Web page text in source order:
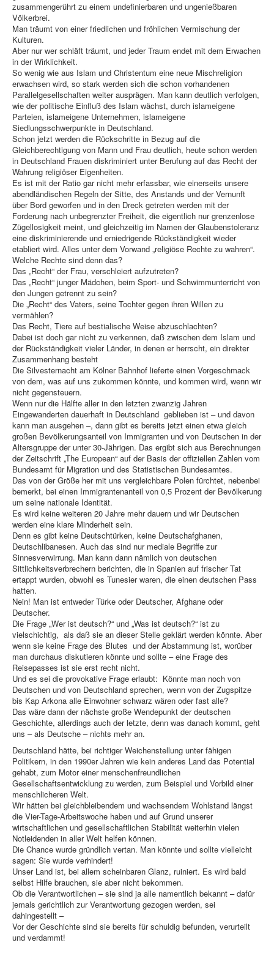
zusammengerührt zu einem undefinierbaren und ungenießbaren
Völkerbrei.
Man träumt von einer friedlichen und fröhlichen Vermischung der
Kulturen.
Aber nur wer schläft träumt, und jeder Traum endet mit dem Erwachen
in der Wirklichkeit.
So wenig wie aus Islam und Christentum eine neue Mischreligion
erwachsen wird, so stark werden sich die schon vorhandenen
Parallelgesellschaften weiter ausprägen. Man kann deutlich verfolgen,
wie der politische Einfluß des Islam wächst, durch islameigene
Parteien, islameigene Unternehmen, islameigene
Siedlungsschwerpunkte in Deutschland.
Schon jetzt werden die Rückschritte in Bezug auf die
Gleichberechtigung von Mann und Frau deutlich, heute schon werden
in Deutschland Frauen diskriminiert unter Berufung auf das Recht der
Wahrung religiöser Eigenheiten.
Es ist mit der Ratio gar nicht mehr erfassbar, wie einerseits unsere
abendländischen Regeln der Sitte, des Anstands und der Vernunft
über Bord geworfen und in den Dreck getreten werden mit der
Forderung nach unbegrenzter Freiheit, die eigentlich nur grenzenlose
Zügellosigkeit meint, und gleichzeitig im Namen der Glaubenstoleranz
eine diskriminierende und erniedrigende Rückständigkeit wieder
etabliert wird. Alles unter dem Vorwand „religiöse Rechte zu wahren“.
Welche Rechte sind denn das?
Das „Recht“ der Frau, verschleiert aufzutreten?
Das „Recht“ junger Mädchen, beim Sport- und Schwimmunterricht von
den Jungen getrennt zu sein?
Die „Recht“ des Vaters, seine Tochter gegen ihren Willen zu
vermählen?
Das Recht, Tiere auf bestialische Weise abzuschlachten?
Dabei ist doch gar nicht zu verkennen, daß zwischen dem Islam und
der Rückständigkeit vieler Länder, in denen er herrscht, ein direkter
Zusammenhang besteht
Die Silvesternacht am Kölner Bahnhof lieferte einen Vorgeschmack
von dem, was auf uns zukommen könnte, und kommen wird, wenn wir
nicht gegensteuern.
Wenn nur die Hälfte aller in den letzten zwanzig Jahren
Eingewanderten dauerhaft in Deutschland geblieben ist – und davon
kann man ausgehen –, dann gibt es bereits jetzt einen etwa gleich
großen Bevölkerungsanteil von Immigranten und von Deutschen in der
Altersgruppe der unter 30-Jährigen. Das ergibt sich aus Berechnungen
der Zeitschrift „The European“ auf der Basis der offiziellen Zahlen vom
Bundesamt für Migration und des Statistischen Bundesamtes.
Das von der Größe her mit uns vergleichbare Polen fürchtet, nebenbei
bemerkt, bei einen Immigrantenanteil von 0,5 Prozent der Bevölkerung
um seine nationale Identität.
Es wird keine weiteren 20 Jahre mehr dauern und wir Deutschen
werden eine klare Minderheit sein.
Denn es gibt keine Deutschtürken, keine Deutschafghanen,
Deutschlibanesen. Auch das sind nur mediale Begriffe zur
Sinnesverwirrung. Man kann dann nämlich von deutschen
Sittlichkeitsverbrechern berichten, die in Spanien auf frischer Tat
ertappt wurden, obwohl es Tunesier waren, die einen deutschen Pass
hatten.
Nein! Man ist entweder Türke oder Deutscher, Afghane oder
Deutscher.
Die Frage „Wer ist deutsch?“ und „Was ist deutsch?“ ist zu
vielschichtig, als daß sie an dieser Stelle geklärt werden könnte. Aber
wenn sie keine Frage des Blutes und der Abstammung ist, worüber
man durchaus diskutieren könnte und sollte – eine Frage des
Reisepasses ist sie erst recht nicht.
Und es sei die provokative Frage erlaubt: Könnte man noch von
Deutschen und von Deutschland sprechen, wenn von der Zugspitze
bis Kap Arkona alle Einwohner schwarz wären oder fast alle?
Das wäre dann der nächste große Wendepunkt der deutschen
Geschichte, allerdings auch der letzte, denn was danach kommt, geht
uns – als Deutsche – nichts mehr an.
Deutschland hätte, bei richtiger Weichenstellung unter fähigen
Politikern, in den 1990er Jahren wie kein anderes Land das Potential
gehabt, zum Motor einer menschenfreundlichen
Gesellschaftsentwicklung zu werden, zum Beispiel und Vorbild einer
menschlicheren Welt.
Wir hätten bei gleichbleibendem und wachsendem Wohlstand längst
die Vier-Tage-Arbeitswoche haben und auf Grund unserer
wirtschaftlichen und gesellschaftlichen Stabilität weiterhin vielen
Notleidenden in aller Welt helfen können.
Die Chance wurde gründlich vertan. Man könnte und sollte vielleicht
sagen: Sie wurde verhindert!
Unser Land ist, bei allem scheinbaren Glanz, ruiniert. Es wird bald
selbst Hilfe brauchen, sie aber nicht bekommen.
Ob die Verantwortlichen – sie sind ja alle namentlich bekannt – dafür
jemals gerichtlich zur Verantwortung gezogen werden, sei
dahingestellt –
Vor der Geschichte sind sie bereits für schuldig befunden, verurteilt
und verdammt!